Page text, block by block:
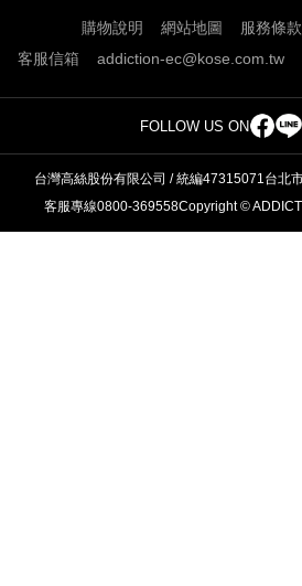
購物說明 網站地圖 服務條款
客服信箱
addiction-ec@kose.com.tw
FOLLOW US ON
台灣高絲股份有限公司 / 統編47315071台北
客服專線0800-369558Copyright ©